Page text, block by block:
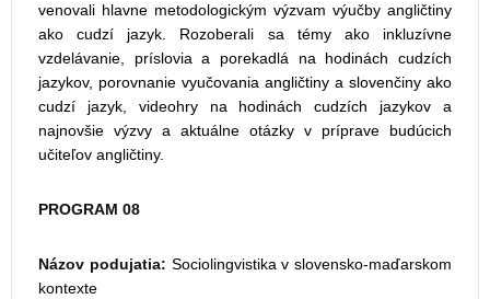
venovali hlavne metodologickým výzvam výučby angličtiny
ako cudzí jazyk. Rozoberali sa témy ako inkluzívne
vzdelávanie, príslovia a porekadlá na hodinách cudzích
jazykov, porovnanie vyučovania angličtiny a slovenčiny ako
cudzí jazyk, videohry na hodinách cudzích jazykov a
najnovšie výzvy a aktuálne otázky v príprave budúcich
učiteľov angličtiny.
PROGRAM 08
Názov podujatia: Sociolingvistika v slovensko-maďarskom
kontexte